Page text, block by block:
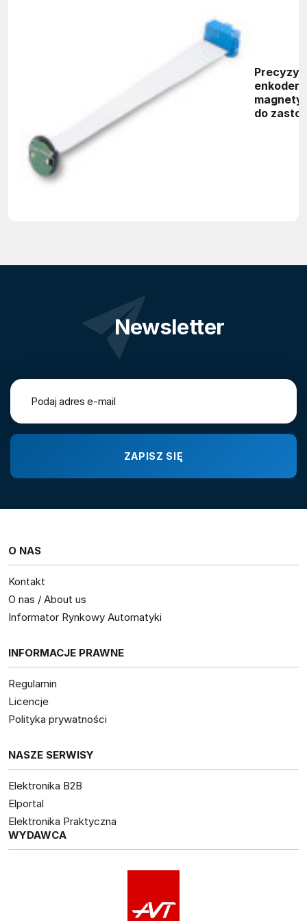
enkoder
do
Newsletter
O NAS
Kontakt
O nas / About us
Informator Rynkowy Automatyki
INFORMACJE PRAWNE
Regulamin
Licencje
Polityka prywatności
NASZE SERWISY
Elektronika B2B
Elportal
Elektronika Praktyczna
WYDAWCA